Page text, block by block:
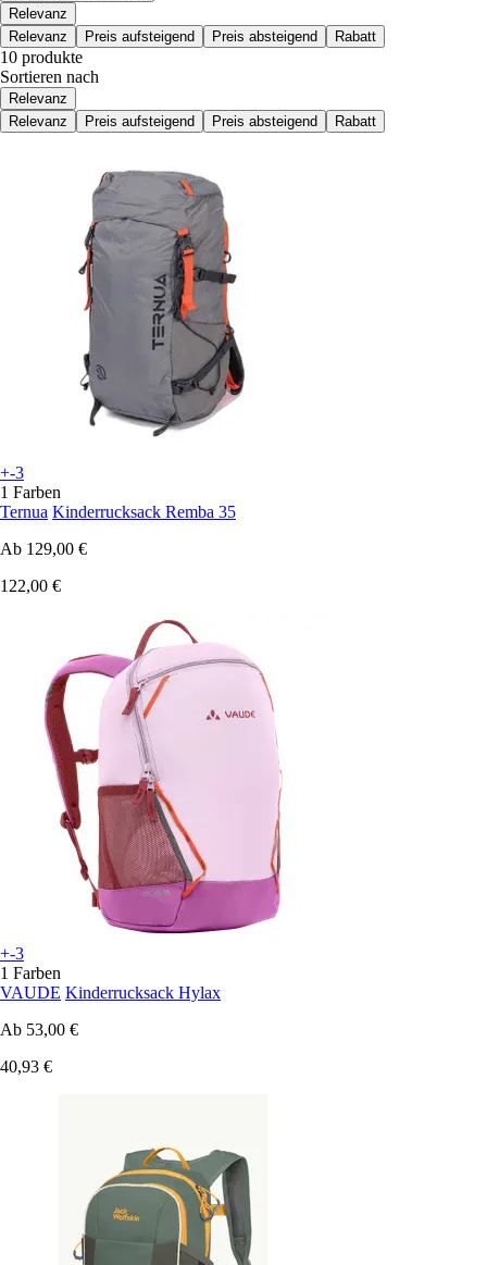
Relevanz
Relevanz
Preis aufsteigend Preis absteigend Rabatt
10 produkte
Sortieren nach
Relevanz
Relevanz
Preis aufsteigend Preis absteigend Rabatt
+-3
1 Farben
Ternua Kinderrucksack Remba 35
Ab 129,00 €
122,00 €
+-3
1 Farben
VAUDE Kinderrucksack Hylax
Ab 53,00 €
40,93 €